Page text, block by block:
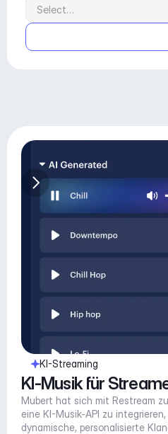
KI-Streaming
KI-Musik für
Mubert hat sich mit Restream
eine KI-Musik-API zu
dynamische, personalisierte